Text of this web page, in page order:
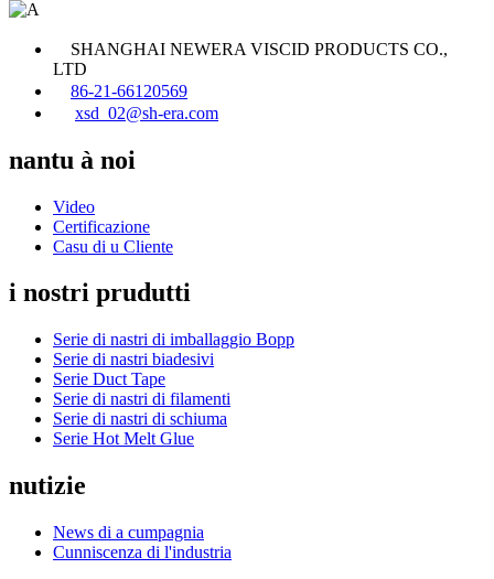
SHANGHAI NEWERA VISCID PRODUCTS CO.,
LTD
86-21-66120569
xsd_02@sh-era.com
nantu à noi
Video
Certificazione
Casu di u Cliente
i nostri prudutti
Serie di nastri di imballaggio Bopp
Serie di nastri biadesivi
Serie Duct Tape
Serie di nastri di filamenti
Serie di nastri di schiuma
Serie Hot Melt Glue
nutizie
News di a cumpagnia
Cunniscenza di l'industria